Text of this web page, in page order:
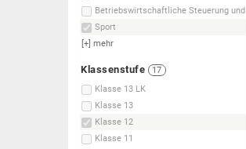
Betriebswirtschaftliche Steuerung und
Sport
[+] mehr
Klassenstufe
17
Klasse 13 LK
Klasse 13
Klasse 12
Klasse 11